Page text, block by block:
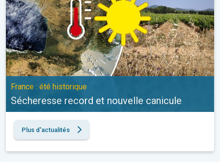
France : été historique
Sécheresse record et nouvelle canicule
Plus d'actualités